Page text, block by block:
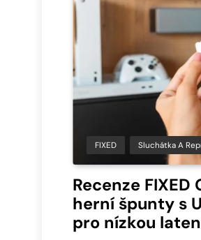
FIXED Sluchátka A
Recenze FIXED
herní špunty s
pro nízkou